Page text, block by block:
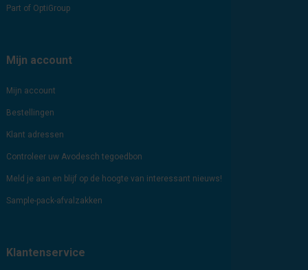
Part of OptiGroup
Mijn account
Mijn account
Bestellingen
Klant adressen
Controleer uw Avodesch tegoedbon
Meld je aan en blijf op de hoogte van interessant nieuws!
Sample-pack-afvalzakken
Klantenservice